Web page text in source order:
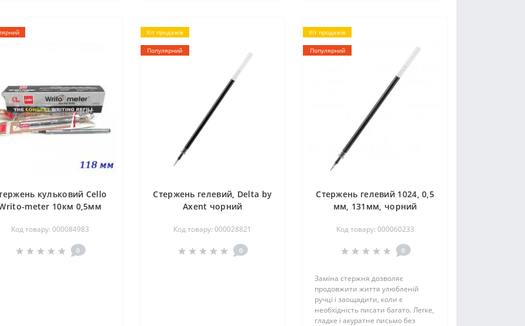
кульковий Cello
meter 10км 0,5мм
Код товару: 000084983
0
Хіт продажів
Популярний
Стержень гелевий, Delta by
Axent чорний
Код товару: 000028821
0
Хіт продажів
Популярний
Стержень гелевий 1024, 0,5
мм, 131мм, чорний
Код товару: 000060233
0
Заміна стержня дозволяє
продовжити життя улюбленій
ручці і заощадити, коли є
необхідність писати багато. Легке,
гладке і акуратне письмо без